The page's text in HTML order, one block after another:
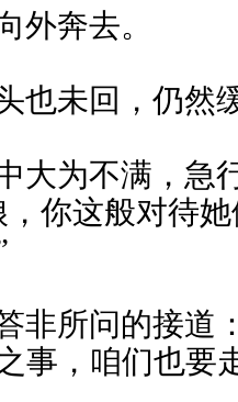
外奔去。
也未回，仍然
大为不满，急
，你这般对待
非所问的接道
事，咱们也要